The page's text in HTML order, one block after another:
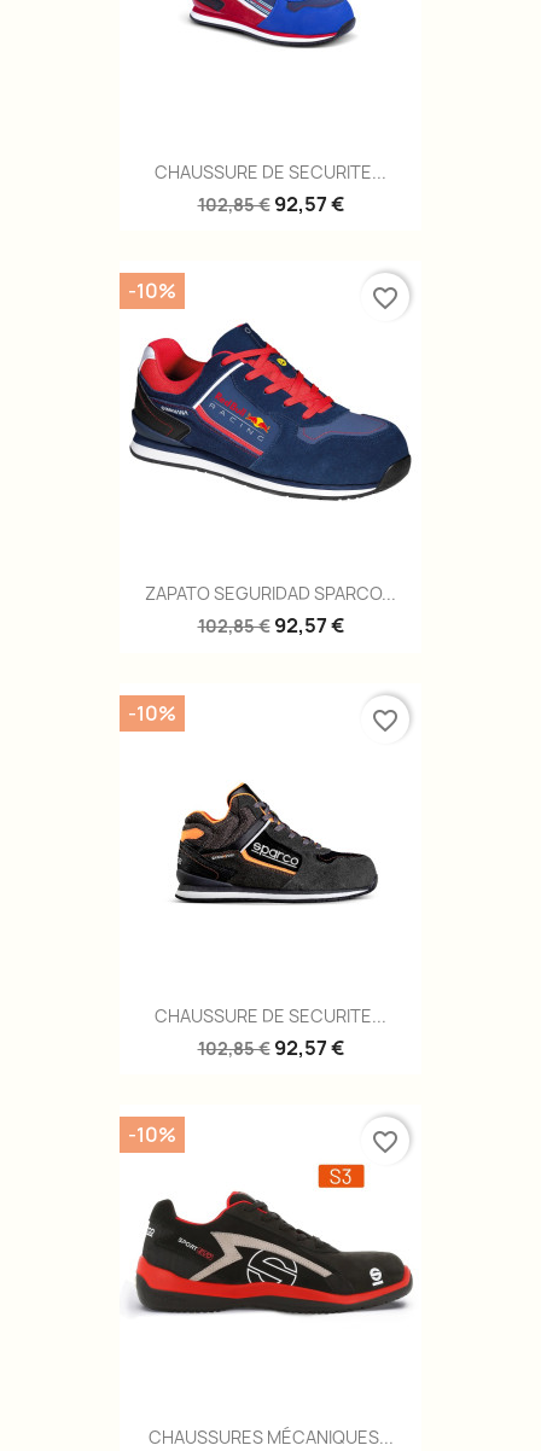
CHAUSSURE DE SECURITE...
102,85 € 92,57 €
ZAPATO SEGURIDAD SPARCO...
102,85 € 92,57 €
-10% favorite_border
CHAUSSURE DE SECURITE...
102,85 € 92,57 €
-10% favorite_border
CHAUSSURES MÉCANIQUES...
-10% favorite_border